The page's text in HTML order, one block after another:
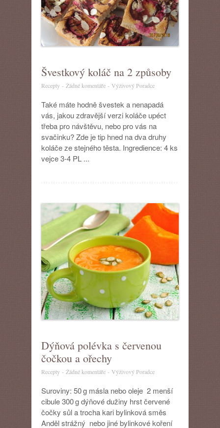
Švestkový koláč na 2 způsoby
Recepty - Žádné komentářeu
s
názvem
Švestkový
koláč
na
2
- Výživový Poradce
Také máte hodně švestek a nenapadá
vás, jakou zdravější verzi koláče upéct
třeba pro návštěvu, nebo pro vás na
svačinku? Zde je tip hned na dva druhy
koláče ze stejného těsta. Ingredience: 4 ks
vejce 3-4 PL ...
Dýňová polévka s červenou
čočkou a ořechy
Recepty - Žádné komentářeu
s
názvem
Dýňová
polévka
- Výživový Poradce
Suroviny: 50 g másla nebo oleje 2 menší
cibule 300 g dýňové dužiny hrst červené
čočky sůl a trocha kari bylinková směs
Anděl strážný nebo jiné bylinkové koření